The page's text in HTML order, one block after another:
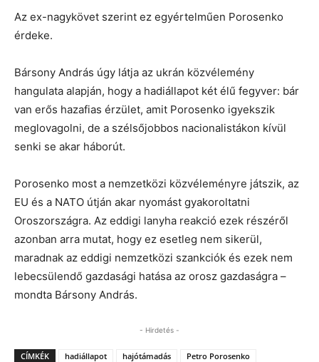
Az ex-nagykövet szerint ez egyértelműen Porosenko
érdeke.
Bársony András úgy látja az ukrán közvélemény
hangulata alapján, hogy a hadiállapot két élű fegyver: bár
van erős hazafias érzület, amit Porosenko igyekszik
meglovagolni, de a szélsőjobbos nacionalistákon kívül
senki se akar háborút.
Porosenko most a nemzetközi közvéleményre játszik, az
EU és a NATO útján akar nyomást gyakoroltatni
Oroszországra. Az eddigi lanyha reakció ezek részéről
azonban arra mutat, hogy ez esetleg nem sikerül,
maradnak az eddigi nemzetközi szankciók és ezek nem
lebecsülendő gazdasági hatása az orosz gazdaságra –
mondta Bársony András.
- Hirdetés -
CÍMKÉK hadiállapot hajótámadás
Petro Porosenko